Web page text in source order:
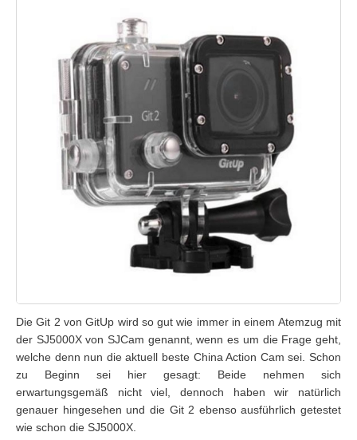
Die Git 2 von GitUp wird so gut wie immer in einem Atemzug mit
der SJ5000X von SJCam genannt, wenn es um die Frage geht,
welche denn nun die aktuell beste China Action Cam sei. Schon
zu Beginn sei hier gesagt: Beide nehmen sich
erwartungsgemäß nicht viel, dennoch haben wir natürlich
genauer hingesehen und die Git 2 ebenso ausführlich getestet
wie schon die SJ5000X.